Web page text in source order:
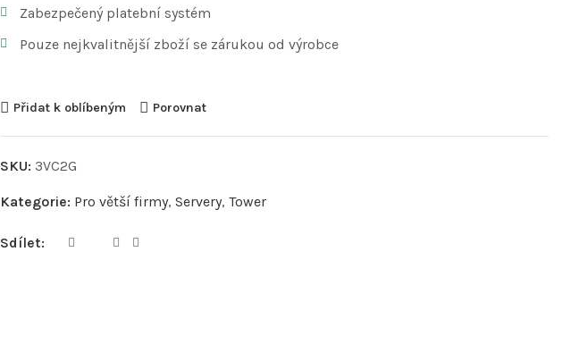
Zabezpečený platební systém
Pouze nejkvalitnější zboží se zárukou od výrobce
Přidat k oblíbeným Porovnat
SKU: 3VC2G
Kategorie: Pro větší firmy, Servery, Tower
Sdílet: